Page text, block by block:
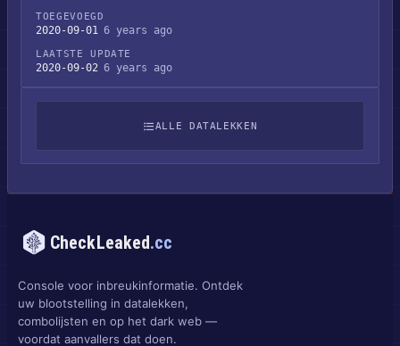
TOEGEVOEGD
2020-09-01 6 years ago
LAATSTE UPDATE
2020-09-02 6 years ago
ALLE DATALEKKEN
CheckLeaked.cc
Console voor inbreukinformatie. Ontdek
uw blootstelling in datalekken,
combolijsten en op het dark web —
voordat aanvallers dat doen.